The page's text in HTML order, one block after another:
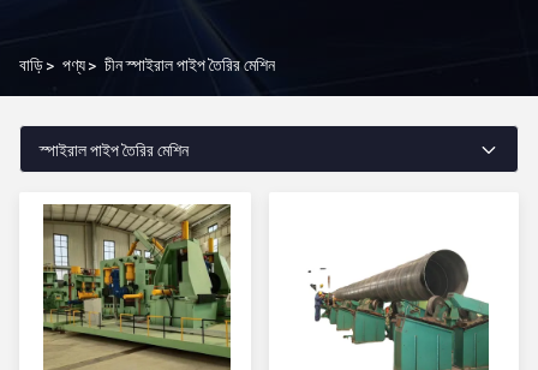
বাড়ি> পণ্য> চীন স্পাইরাল পাইপ তৈরির মেশিন
স্পাইরাল পাইপ তৈরির মেশিন